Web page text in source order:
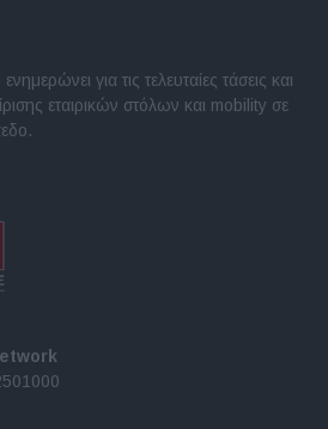
για τις τελευταίες τάσεις και
εταιρικών στόλων και mobility σε